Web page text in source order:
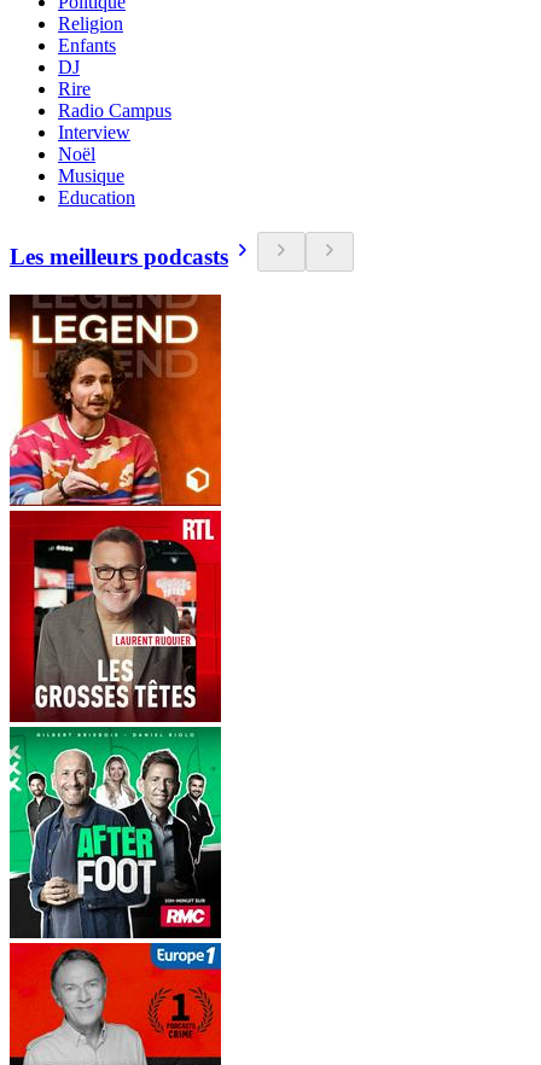
Religion
Enfants
DJ
Rire
Radio Campus
Interview
Noël
Musique
Education
Les meilleurs podcasts